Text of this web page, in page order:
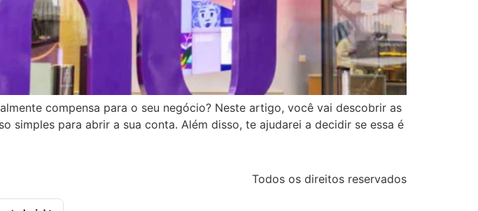
compensa para o seu negócio? Neste artigo, você vai descobrir as
simples para abrir a sua conta. Além disso, te ajudarei a decidir se essa é
Todos os direitos reservados